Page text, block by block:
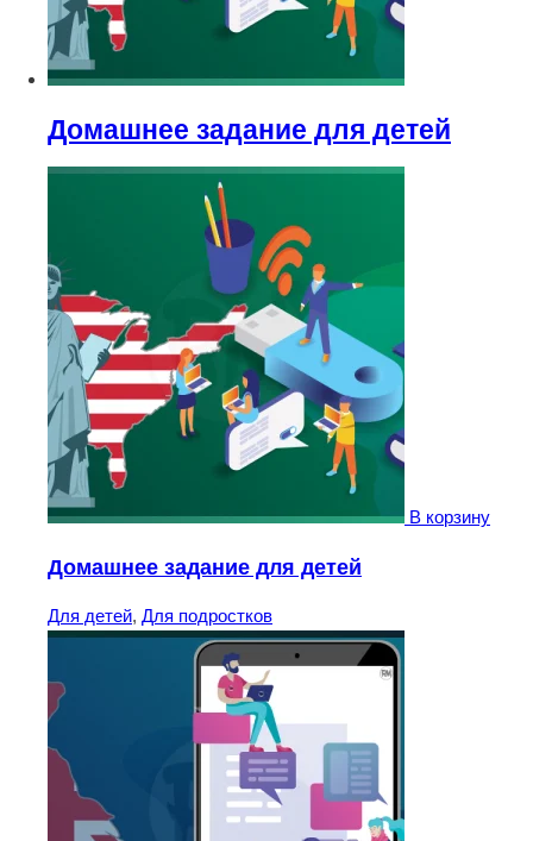
Домашнее задание для детей
В корзину
Домашнее задание для детей
Для детей, Для подростков